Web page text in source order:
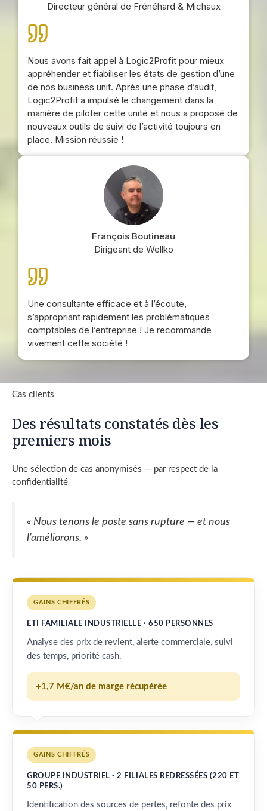
Directeur général de Frénéhard & Michaux
Nous avons fait appel à Logic2Profit pour mieux
appréhender et fiabiliser les états de gestion d’une
de nos business unit. Après une phase d’audit,
Logic2Profit a impulsé le changement dans la
manière de piloter cette unité et nous a proposé de
nouveaux outils de suivi de l’activité toujours en
place. Mission réussie !
François Boutineau
Dirigeant de Wellko
Une consultante efficace et à l’écoute,
s’appropriant rapidement les problématiques
comptables de l’entreprise ! Je recommande
vivement cette société !
Cas clients
Des résultats constatés dès les
premiers mois
Une sélection de cas anonymisés — par respect de la
confidentialité
« Nous tenons le poste sans rupture — et nous
l’améliorons. »
GAINS CHIFFRÉS
ETI FAMILIALE INDUSTRIELLE · 650 PERSONNES
Analyse des prix de revient, alerte commerciale, suivi
des temps, priorité cash.
+1,7 M€/an de marge récupérée
GAINS CHIFFRÉS
GROUPE INDUSTRIEL · 2 FILIALES REDRESSÉES (220 ET
50 PERS.)
Identification des sources de pertes, refonte des prix